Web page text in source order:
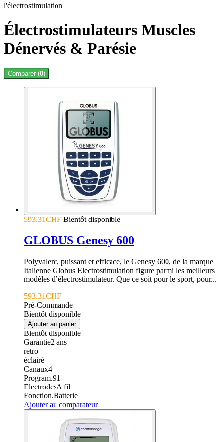
l'électrostimulation
Électrostimulateurs Muscles
Dénervés & Parésie
Comparer (0)
593.31CHF Bientôt disponible
GLOBUS Genesy 600
Polyvalent, puissant et efficace, le Genesy 600, de la marque
Italienne Globus Electrostimulation figure parmi les meilleurs
modèles d’électrostimulateur. Que ce soit pour le sport, pour...
593.31CHF
Pré-Commande
Bientôt disponible
Ajouter au panier
Bientôt disponible
Garantie2 ans
retro
éclairé
Canaux4
Program.91
ElectrodesA fil
Fonction.Batterie
Ajouter au comparateur